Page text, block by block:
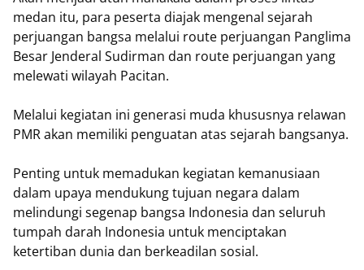
medan itu, para peserta diajak mengenal sejarah
perjuangan bangsa melalui route perjuangan Panglima
Besar Jenderal Sudirman dan route perjuangan yang
melewati wilayah Pacitan.
Melalui kegiatan ini generasi muda khususnya relawan
PMR akan memiliki penguatan atas sejarah bangsanya.
Penting untuk memadukan kegiatan kemanusiaan
dalam upaya mendukung tujuan negara dalam
melindungi segenap bangsa Indonesia dan seluruh
tumpah darah Indonesia untuk menciptakan
ketertiban dunia dan berkeadilan sosial.